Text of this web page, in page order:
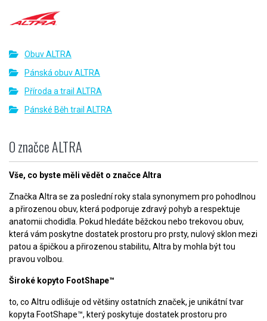
Obuv ALTRA
Pánská obuv ALTRA
Příroda a trail ALTRA
Pánské Běh trail ALTRA
O značce ALTRA
Vše, co byste měli vědět o značce Altra
Značka Altra se za poslední roky stala synonymem pro pohodlnou
a přirozenou obuv, která podporuje zdravý pohyb a respektuje
anatomii chodidla. Pokud hledáte běžckou nebo trekovou obuv,
která vám poskytne dostatek prostoru pro prsty, nulový sklon mezi
patou a špičkou a přirozenou stabilitu, Altra by mohla být tou
pravou volbou.
Široké kopyto FootShape™
to, co Altru odlišuje od většiny ostatních značek, je unikátní tvar
kopyta FootShape™, který poskytuje dostatek prostoru pro